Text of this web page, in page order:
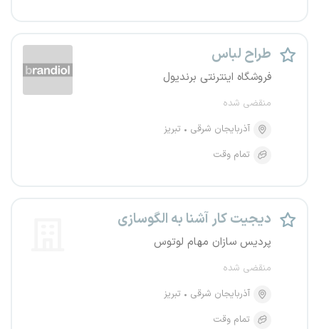
طراح لباس
فروشگاه اینترنتی برندیول
منقضی شده
آذربایجان شرقی
تبریز
تمام وقت
دیجیت کار آشنا به الگوسازی
پردیس سازان مهام لوتوس
منقضی شده
آذربایجان شرقی
تبریز
تمام وقت